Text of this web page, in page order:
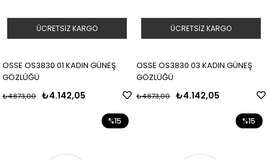
OSSE OS3830 01 KADIN GÜNEŞ
GÖZLÜĞÜ
₺4.142,05
₺4.873,00
ÜCRETSIZ KARGO
OSSE OS3830 03 KADIN GÜNEŞ
GÖZLÜĞÜ
₺4.142,05
₺4.873,00
ÜCRETSIZ KARGO
%15 %15